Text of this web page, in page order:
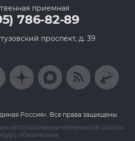
приемная
786-82-89
проспект, д. 39
Россия». Все права защищены.
использовании материалов ссылка
обязательна